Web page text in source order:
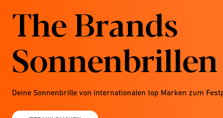
The Brands
Sonnenbrillen
Deine Sonnenbrille von internationalen top Marken zum